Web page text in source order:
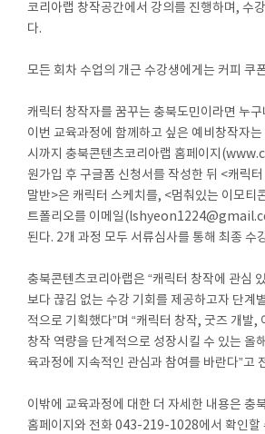
코리아랩 창작공간에서 강의를 진행하며, 수
다.
모든 회차 수업의 개근 수강생에게는 커피 쿠
캐릭터 창작자를 꿈꾸는 충북도민이라면 누
이번 교육과정에 함께하고 싶은 예비창작자
시까지 충북콘텐츠코리아랩 홈페이지
원가입 후 구글폼 신청서를 작성한 뒤 <캐릭
말반>은 캐릭터 스케치를, <멈춰있는 이모티
트폴리오를 이메일
된다. 2개 과정 모두 서류심사를 통해 최종 수
충북콘텐츠코리아랩은 “캐릭터 창작에 관심
보다 끊김 없는 수강 기회를 제공하고자 단계
적으로 기획했다”며 “캐릭터 창작, 굿즈 개발,
창작 역량을 단계적으로 성장시킬 수 있는 올
육과정에 지속적인 관심과 참여를 바란다”고
이밖에 교육과정에 대한 더 자세한 내용은 충
홈페이지와 전화 043-219-1028에서 확인할